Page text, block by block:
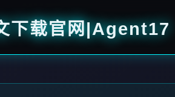
下载官网|Agent17